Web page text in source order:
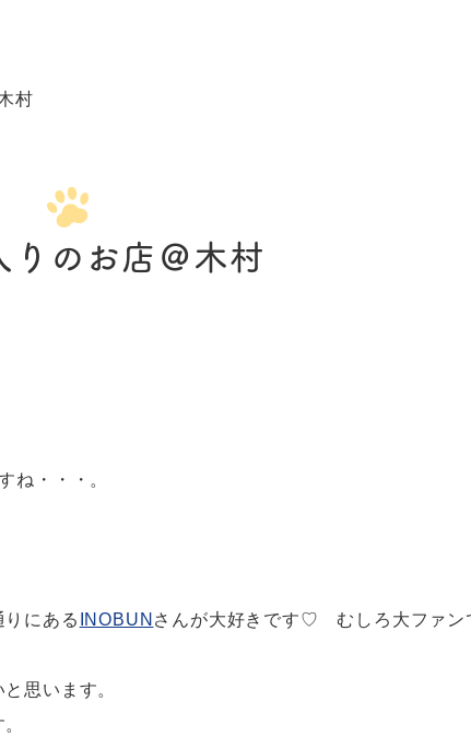
村
りのお店＠木村
ね・・・。
にある INOBUN さんが大好きです♡ むしろ大ファン
思います。